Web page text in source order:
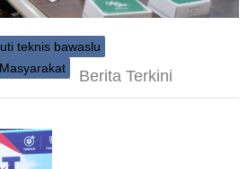
teknis bawaslu
Berita Terkini